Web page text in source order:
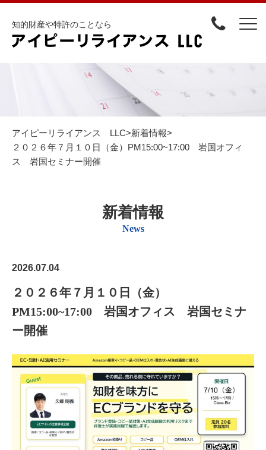
知的財産や特許のことなら
アイピーリライアンス LLC>新着情報>
２０２６年７月１０日（金）PM15:00~17:00 岩国オフィ
ス 岩国セミナー開催
新着情報
News
2026.07.04
２０２６年７月１０日（金）
PM15:00~17:00 岩国オフィス 岩国セミナ
ー開催